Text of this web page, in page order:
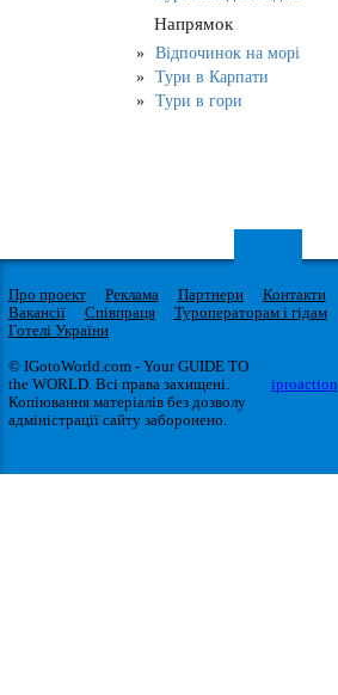
Напрямок
Відпочинок на морі
Тури в Карпати
Тури в гори
Про проект Реклама Партнери Контакти
Вакансії
Співпраця Туроператорам і гідам
Готелі України
© IGotoWorld.com - Your GUIDE TO
the WORLD. Всі права захищені.
Копіювання матеріалів без дозволу
адміністрації сайту заборонено.
iproaction